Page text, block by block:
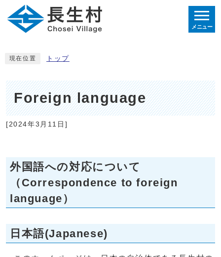
メニュー
現在位置 トップ
Foreign language
[2024年3月11日]
外国語への対応について
（Correspondence to foreign
language）
日本語(Japanese)